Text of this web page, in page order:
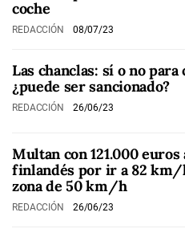
coche
REDACCIÓN 08/07/23
Las chanclas: sí o no
¿puede ser sancionado?
REDACCIÓN 26/06/23
Multan con 121.000 euros
finlandés por ir a 82 km/
zona de 50 km/h
REDACCIÓN 26/06/23